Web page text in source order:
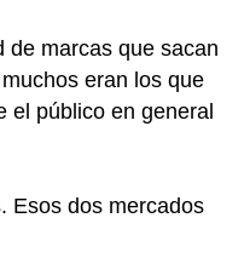
de marcas que sacan
eran los que
el público en general
Esos dos mercados